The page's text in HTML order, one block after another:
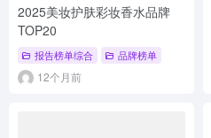
2025美妆护肤彩妆香水品牌
TOP20
报告榜单综合 品牌榜单
12个月前